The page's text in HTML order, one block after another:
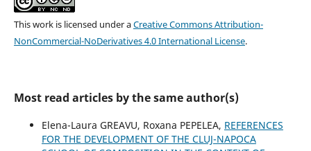
This work is licensed under aCreative Commons Attribution-
NonCommercial-NoDerivatives 4.0 International License.
Most read articles by the same author(s)
Elena-Laura GREAVU, Roxana PEPELEA, REFERENCES
FOR THE DEVELOPMENT OF THE CLUJ-NAPOCA